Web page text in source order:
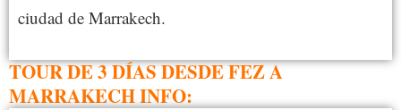
ciudad de Marrakech.
TOUR DE 3 DÍAS DESDE FEZ A
MARRAKECH INFO: